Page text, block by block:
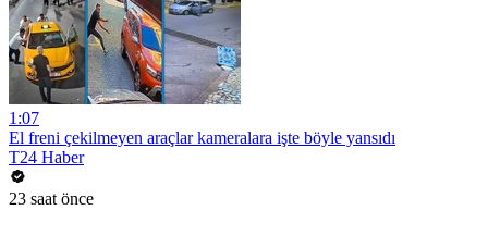
1:07
El freni çekilmeyen araçlar kameralara işte böyle yansıdı
T24 Haber
23 saat önce